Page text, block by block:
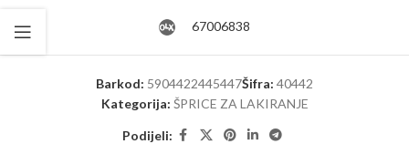
67006838
Barkod: 5904422445447Šifra: 40442
Kategorija: ŠPRICE ZA LAKIRANJE
Podijeli: